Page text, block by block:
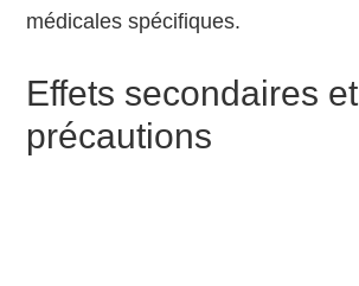
médicales spécifiques.
Effets secondaires et
précautions